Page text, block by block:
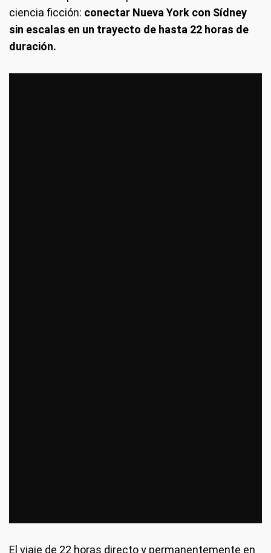
ciencia ficción: conectar Nueva York con Sídney
sin escalas en un trayecto de hasta 22 horas de
duración.
El viaje de 22 horas directo y permanentemente en